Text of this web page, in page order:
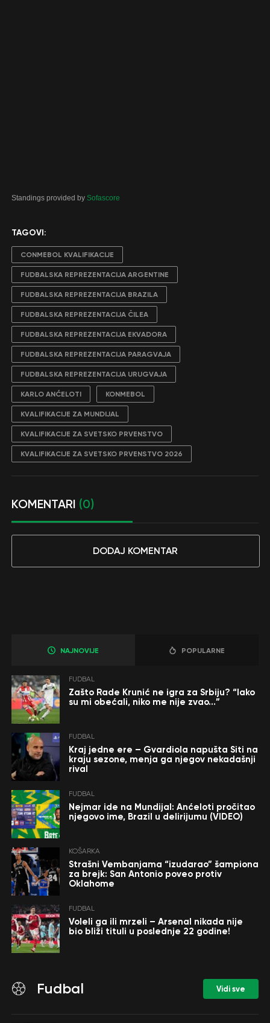
Standings provided by Sofascore
TAGOVI:
CONMEBOL KVALIFIKACIJE
FUDBALSKA REPREZENTACIJA ARGENTINE
FUDBALSKA REPREZENTACIJA BRAZILA
FUDBALSKA REPREZENTACIJA ČILEA
FUDBALSKA REPREZENTACIJA EKVADORA
FUDBALSKA REPREZENTACIJA PARAGVAJA
FUDBALSKA REPREZENTACIJA URUGVAJA
KARLO ANĆELOTI KONMEBOL
KVALIFIKACIJE ZA MUNDIJAL
KVALIFIKACIJE ZA SVETSKO PRVENSTVO
KVALIFIKACIJE ZA SVETSKO PRVENSTVO 2026
KOMENTARI (0)
DODAJ KOMENTAR
NAJNOVIJE POPULARNE
FUDBAL
Zašto Rade Krunić ne igra za Srbiju? “Iako
su mi obećali, niko me nije zvao…”
FUDBAL
Kraj jedne ere – Gvardiola napušta Siti na
kraju sezone, menja ga njegov nekadašnji
rival
FUDBAL
Nejmar ide na Mundijal: Anćeloti pročitao
njegovo ime, Brazil u delirijumu (VIDEO)
KOŠARKA
Strašni Vembanjama “izudarao” šampiona
za brejk: San Antonio poveo protiv
Oklahome
FUDBAL
Voleli ga ili mrzeli – Arsenal nikada nije
bio bliži tituli u poslednje 22 godine!
Fudbal Vidi sve